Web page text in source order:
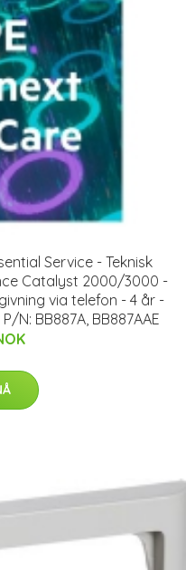
Service - Teknisk
Catalyst 2000/3000 -
via telefon - 4 år -
N: BB887A, BB887AAE